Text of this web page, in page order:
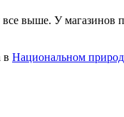
выше. У магазинов
в Национальном